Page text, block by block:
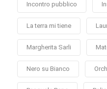
Incontro pubblico
La terra mi tiene
Margherita Sarli
Nero su Bianco